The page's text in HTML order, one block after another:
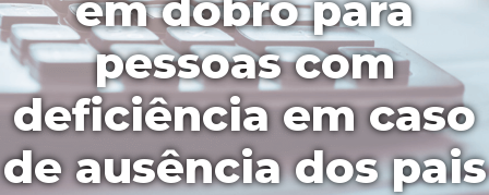
pessoas com
deficiência em caso
de ausência dos pais